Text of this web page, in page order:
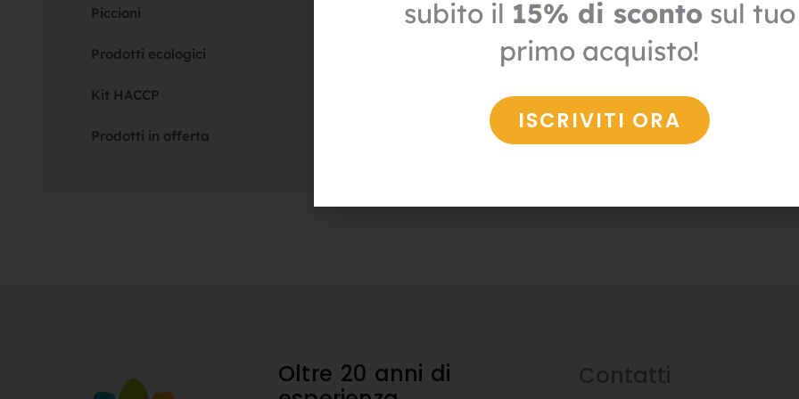
Piccioni
Prodotti ecologici
Kit HACCP
Prodotti in offerta
€7,14€ + IVA
Oltre 20 anni di
subito il 15% di sconto sul tuo
primo acquisto!
ISCRIVITI ORA